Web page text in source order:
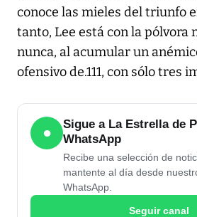
conoce las mieles del triunfo
tanto, Lee está con la pólvora
nunca, al acumular un
ofensivo de.111, con sólo tres
●
Sigue a La Estrella de
WhatsApp
Recibe una selección de
mantente al día desde
WhatsApp.
Seguir canal